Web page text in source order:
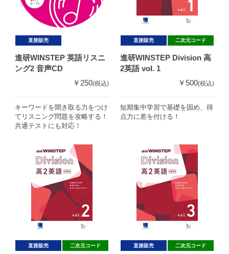
直接販売
進研WINSTEP 英語リスニ
ング2 音声CD
￥250(税込)
キーワードを聞き取る力をつけ
てリスニング問題を攻略する！
共通テストにも対応！
直接販売 二次元コード
進研WINSTEP Division 高
2英語 vol. 1
￥500(税込)
短期集中学習で基礎を固め、得
点力に差を付ける！
直接販売 二次元コード 直接販売 二次元コード